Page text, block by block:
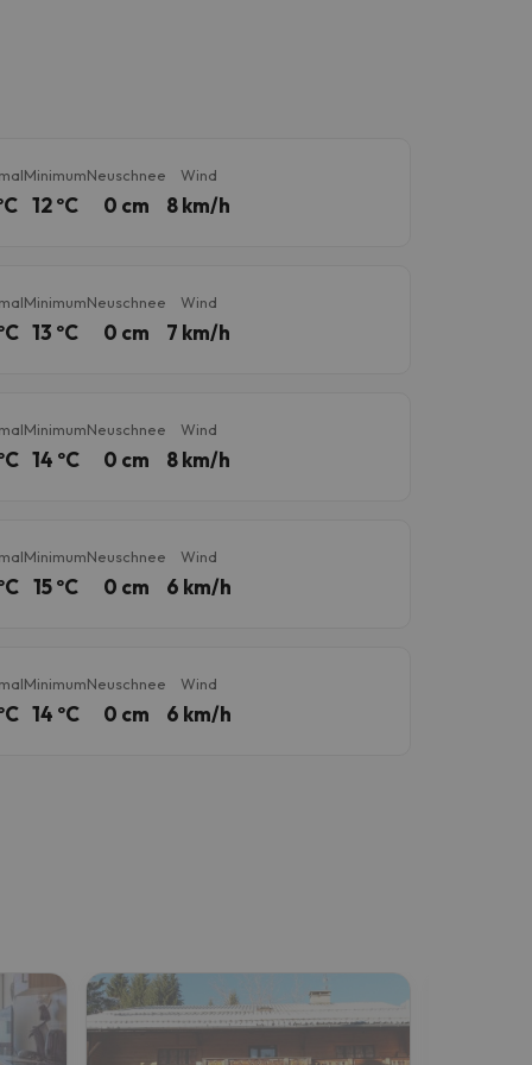
Minimum
12 ºC
Neuschnee
0 cm
Wind
8 km/h
Minimum
13 ºC
Neuschnee
0 cm
Wind
7 km/h
Minimum
14 ºC
Neuschnee
0 cm
Wind
8 km/h
Minimum
15 ºC
Neuschnee
0 cm
Wind
6 km/h
Minimum
14 ºC
Neuschnee
0 cm
Wind
6 km/h